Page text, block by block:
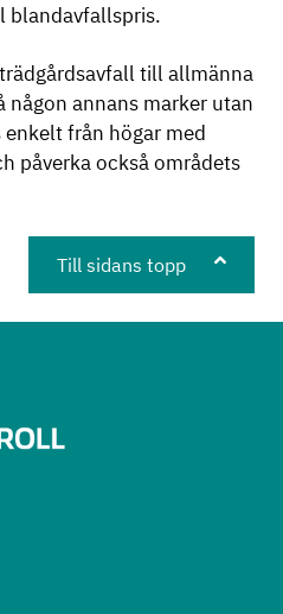
blandavfallspris.
till allmänna
annans marker utan
från högar med
påverka också områdets
Till sidans topp